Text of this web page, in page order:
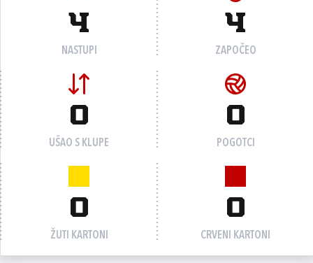
4
NASTUPI
4
ZAPOČEO
0
UŠAO S KLUPE
0
POGOTCI
0
ŽUTI KARTONI
0
CRVENI KARTONI